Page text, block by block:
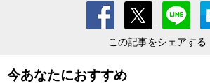
この記事をシェアする
今あなたにおすすめ